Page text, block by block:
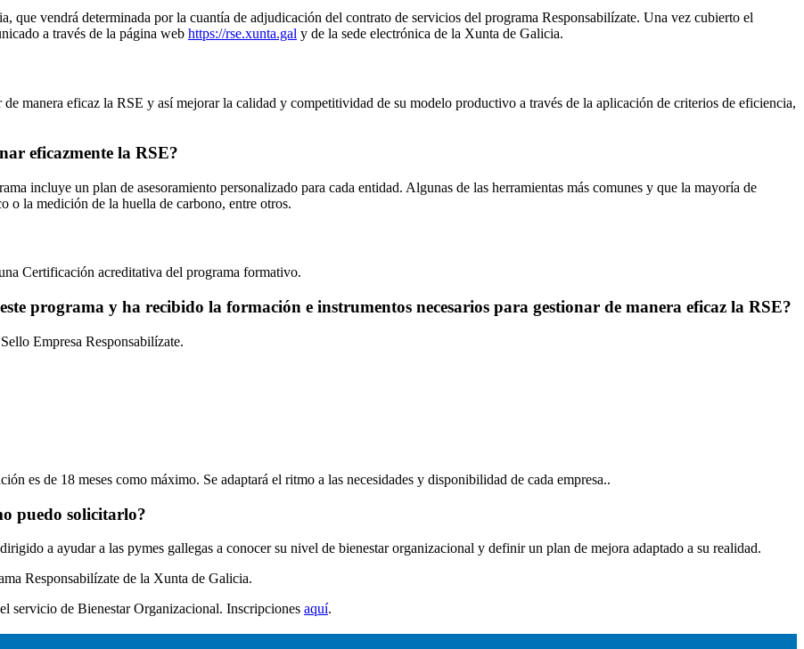
que vendrá determinada por la cuantía de adjudicación del contrato de servicios del programa Responsabilízate. Una vez cubierto el
a través de la página web https://rse.xunta.gal y de la sede electrónica de la Xunta de Galicia.
manera eficaz la RSE y así mejorar la calidad y competitividad de su modelo productivo a través de la aplicación de criterios de eficiencia,
eficazmente la RSE?
incluye un plan de asesoramiento personalizado para cada entidad. Algunas de las herramientas más comunes y que la mayoría de
o la medición de la huella de carbono, entre otros.
Certificación acreditativa del programa formativo.
programa y ha recibido la formación e instrumentos necesarios para gestionar de manera eficaz la RSE?
Empresa Responsabilízate.
es de 18 meses como máximo. Se adaptará el ritmo a las necesidades y disponibilidad de cada empresa..
puedo solicitarlo?
a ayudar a las pymes gallegas a conocer su nivel de bienestar organizacional y definir un plan de mejora adaptado a su realidad.
Responsabilízate de la Xunta de Galicia.
servicio de Bienestar Organizacional. Inscripciones aquí.